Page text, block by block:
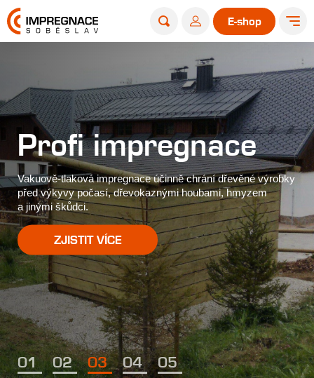
E-shop
Profi impregnace
Vakuově-tlaková impregnace účinně chrání dřevěné výrobky
před výkyvy počasí, dřevokaznými houbami, hmyzem
a jinými škůdci.
ZJISTIT VÍCE